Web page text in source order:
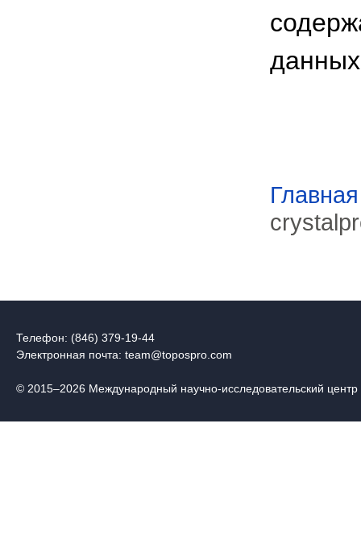
Главная
Телефон: (846) 379-19-44
Электронная почта: team@topospro.com
© 2015–2026 Международный научно-исследовательский